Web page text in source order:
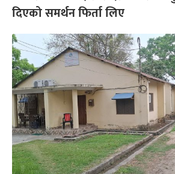
दिएको समर्थन फिर्ता लिए